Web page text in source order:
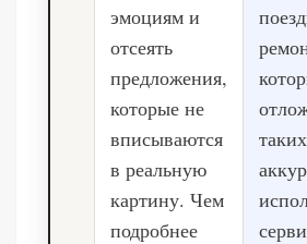
эмоциям и
отсеять
предложения,
которые не
вписываются
в реальную
картину. Чем
подробнее